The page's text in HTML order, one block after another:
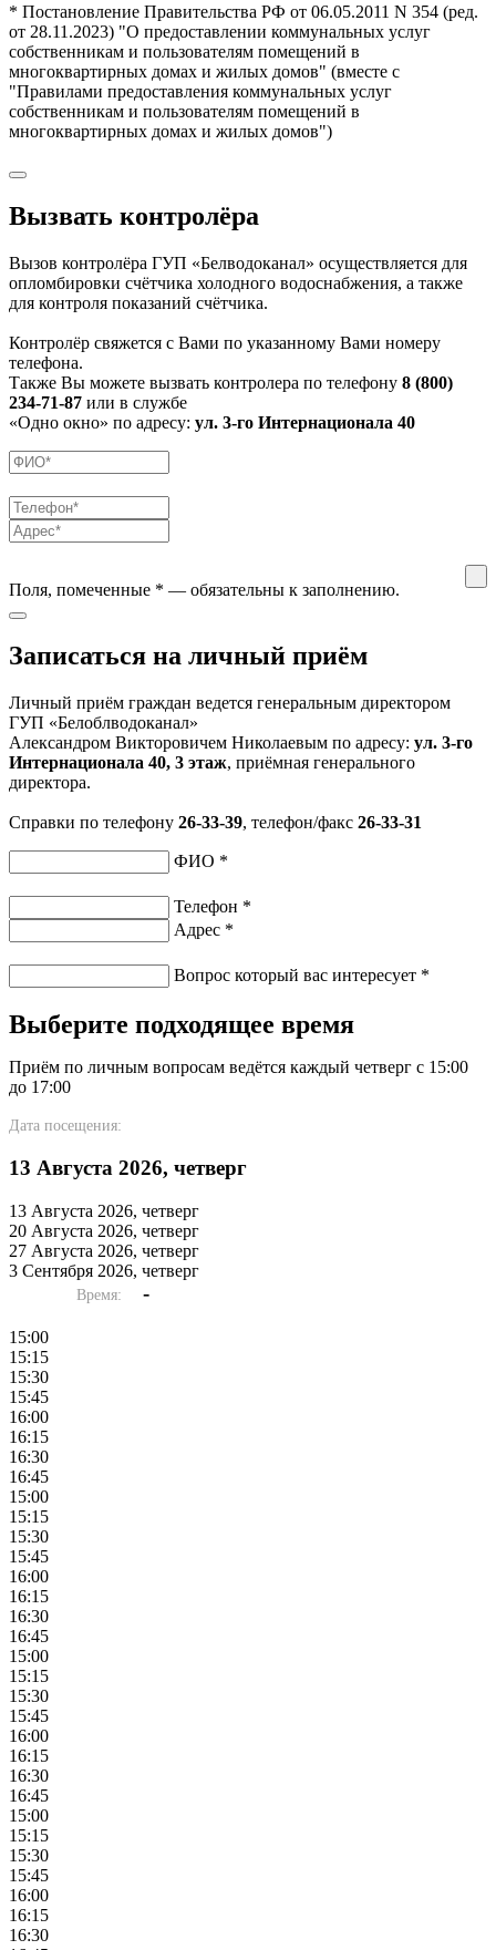
* Постановление Правительства РФ от 06.05.2011 N 354 (ред.
от 28.11.2023) "О предоставлении коммунальных услуг
собственникам и пользователям помещений в
многоквартирных домах и жилых домов" (вместе с
"Правилами предоставления коммунальных услуг
собственникам и пользователям помещений в
многоквартирных домах и жилых домов")
Вызвать контролёра
Вызов контролёра ГУП «Белводоканал» осуществляется для
опломбировки счётчика холодного водоснабжения, а также
для контроля показаний счётчика.
Контролёр свяжется с Вами по указанному Вами номеру
телефона.
Также Вы можете вызвать контролера по телефону 8 (800)
234-71-87 или в службе
«Одно окно» по адресу: ул. 3-го Интернационала 40
Поля, помеченные * — обязательны к заполнению.
Записаться на личный приём
Личный приём граждан ведется генеральным директором
ГУП «Белоблводоканал»
Александром Викторовичем Николаевым по адресу: ул. 3-го
Интернационала 40, 3 этаж, приёмная генерального
директора.
Справки по телефону 26-33-39, телефон/факс 26-33-31
ФИО *
Телефон *
Адрес *
Вопрос который вас интересует *
Выберите подходящее время
Приём по личным вопросам ведётся каждый четверг с 15:00
до 17:00
Дата посещения:
13 Августа 2026, четверг
13 Августа 2026, четверг
20 Августа 2026, четверг
27 Августа 2026, четверг
3 Сентября 2026, четверг
Время: -
15:00
15:15
15:30
15:45
16:00
16:15
16:30
16:45
15:00
15:15
15:30
15:45
16:00
16:15
16:30
16:45
15:00
15:15
15:30
15:45
16:00
16:15
16:30
16:45
15:00
15:15
15:30
15:45
16:00
16:15
16:30